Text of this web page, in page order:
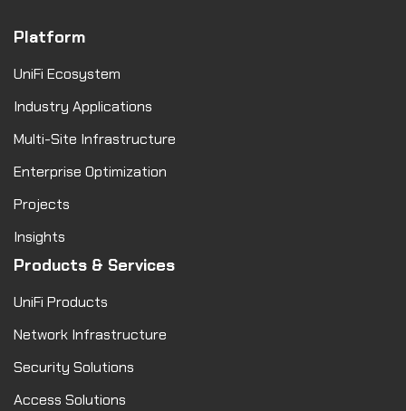
Platform
UniFi Ecosystem
Industry Applications
Multi-Site Infrastructure
Enterprise Optimization
Projects
Insights
Products & Services
UniFi Products
Network Infrastructure
Security Solutions
Access Solutions